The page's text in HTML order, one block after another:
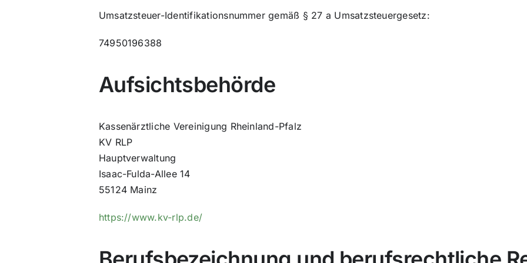
Umsatzsteuer-Identifikationsnummer gemäß § 27 a Umsatzsteuergesetz:
74950196388
Aufsichtsbehörde
Kassenärztliche Vereinigung Rheinland-Pfalz
KV RLP
Hauptverwaltung
Isaac-Fulda-Allee 14
55124 Mainz
https://www.kv-rlp.de/